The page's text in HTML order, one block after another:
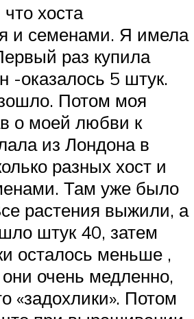
хоста
и семенами. Я имела
раз купила
-оказалось 5 штук.
Потом моя
о моей любви к
из Лондона в
разных хост и
Там уже было
растения выжили, а
штук 40, затем
осталось меньше ,
очень медленно,
«задохлики». Потом